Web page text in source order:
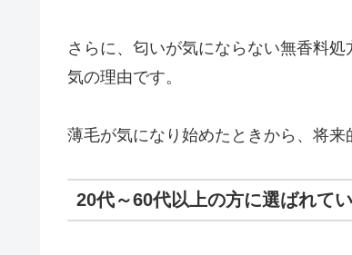
さらに、匂いが気にならない無香料
気の理由です。
薄毛が気になり始めたときから、将来
20代～60代以上の方に選ばれて